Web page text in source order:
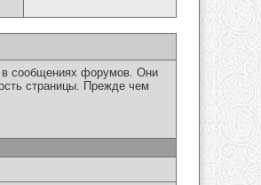
в сообщениях форумов. Они
страницы. Прежде чем